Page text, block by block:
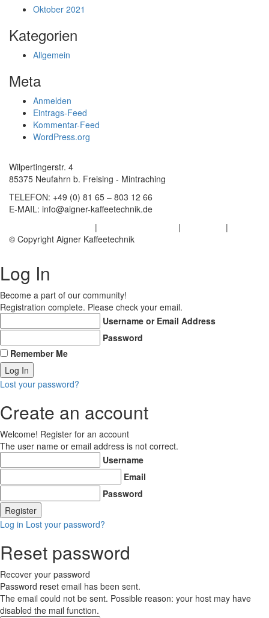
Oktober 2021
Kategorien
Allgemein
Meta
Anmelden
Eintrags-Feed
Kommentar-Feed
WordPress.org
Wilpertingerstr. 4
85375 Neufahrn b. Freising - Mintraching
TELEFON: +49 (0) 81 65 – 803 12 66
E-MAIL: info@aigner-kaffeetechnik.de
| | |
© Copyright Aigner Kaffeetechnik
Log In
Become a part of our community!
Registration complete. Please check your email.
Username or Email Address
Password
Remember Me
Lost your password?
Create an account
Welcome! Register for an account
The user name or email address is not correct.
Username
Email
Password
Log in Lost your password?
Reset password
Recover your password
Password reset email has been sent.
The email could not be sent. Possible reason: your host may have
disabled the mail function.